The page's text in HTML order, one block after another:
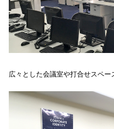
広々とした会議室や打合せスペー